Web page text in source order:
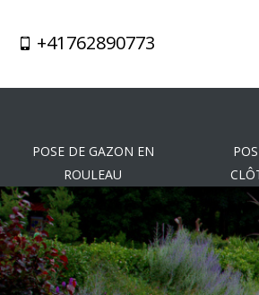
+41762890773
POSE DE GAZON EN
ROULEAU